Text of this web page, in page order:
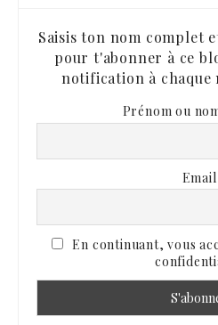
Saisis ton nom complet
pour t'abonner à ce
notification à
Prénom ou
Email
En continuant, vous